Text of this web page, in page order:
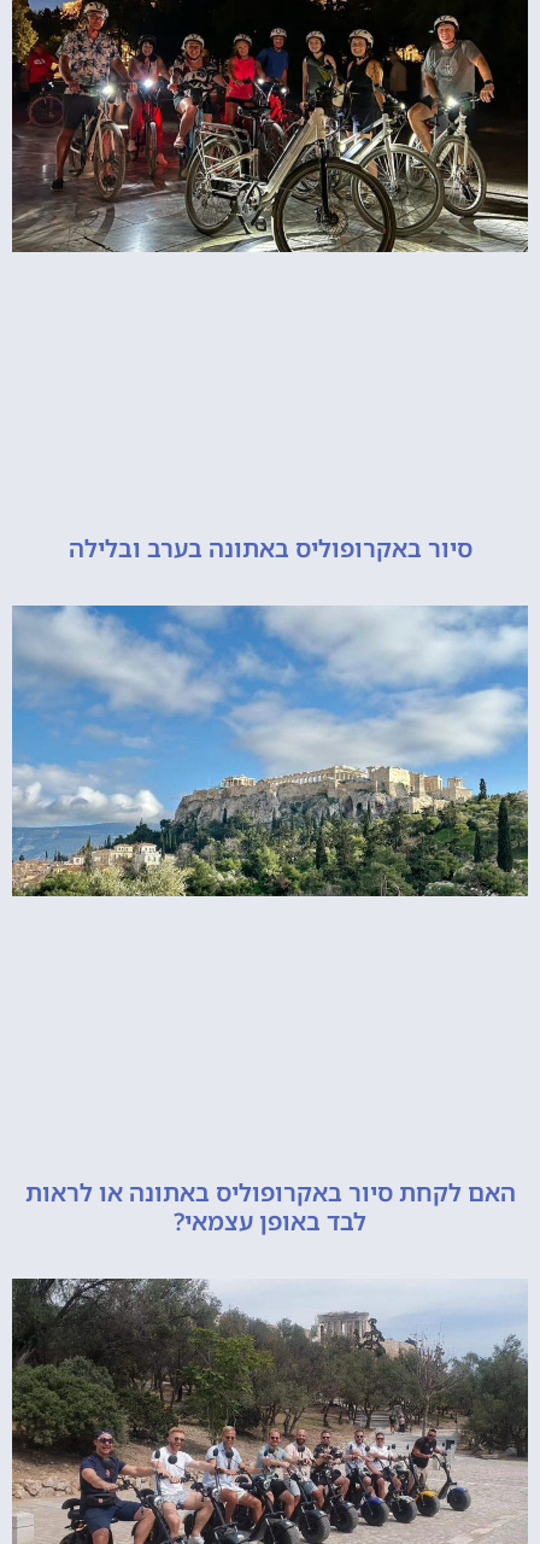
באקרופוליס באתונה בערב ובלילה
סיור באקרופוליס באתונה או לראות
לבד באופן עצמאי?